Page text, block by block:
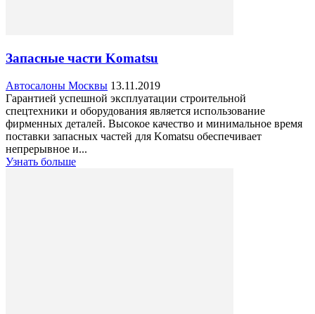
Запасные части Komatsu
Автосалоны Москвы 13.11.2019
Гарантией успешной эксплуатации строительной
спецтехники и оборудования является использование
фирменных деталей. Высокое качество и минимальное время
поставки запасных частей для Komatsu обеспечивает
непрерывное и...
Узнать больше